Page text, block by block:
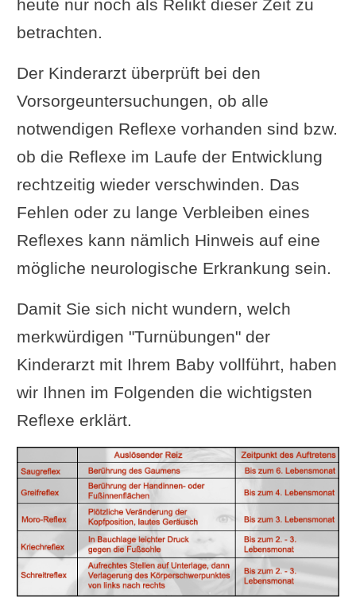
heute nur noch als Relikt dieser Zeit zu
betrachten.
Der Kinderarzt überprüft bei den
Vorsorgeuntersuchungen, ob alle
notwendigen Reflexe vorhanden sind bzw.
ob die Reflexe im Laufe der Entwicklung
rechtzeitig wieder verschwinden. Das
Fehlen oder zu lange Verbleiben eines
Reflexes kann nämlich Hinweis auf eine
mögliche neurologische Erkrankung sein.
Damit Sie sich nicht wundern, welch
merkwürdigen "Turnübungen" der
Kinderarzt mit Ihrem Baby vollführt, haben
wir Ihnen im Folgenden die wichtigsten
Reflexe erklärt.